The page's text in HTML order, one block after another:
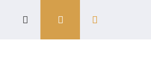
Hľadať Prihlásenie